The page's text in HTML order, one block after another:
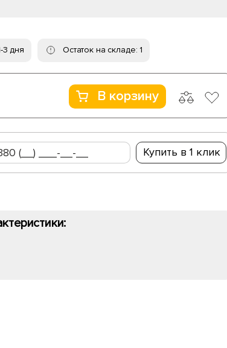
3 дня Остаток на складе: 1
В корзину
Купить в 1 клик